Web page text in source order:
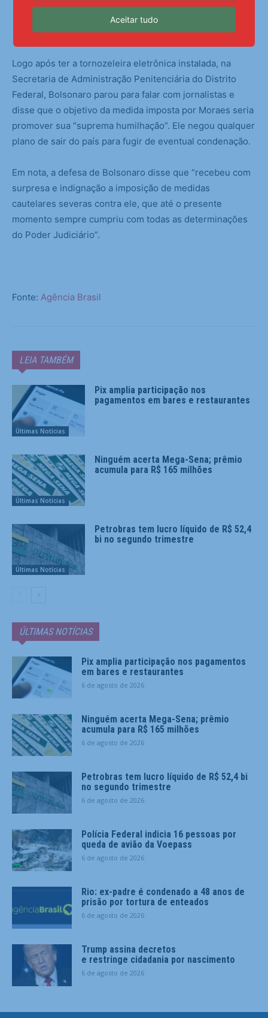
Outro lado
Logo após ter a tornozeleira eletrônica instalada, na
Secretaria de Administração Penitenciária do Distrito
Federal, Bolsonaro parou para falar com jornalistas e
disse que o objetivo da medida imposta por Moraes seria
promover sua “suprema humilhação”. Ele negou qualquer
plano de sair do país para fugir de eventual condenação.
Em nota, a defesa de Bolsonaro disse que “recebeu com
surpresa e indignação a imposição de medidas
cautelares severas contra ele, que até o presente
momento sempre cumpriu com todas as determinações
do Poder Judiciário”.
Fonte: Agência Brasil
LEIA TAMBÉM
Últimas Notícias
Pix amplia participação nos
pagamentos em bares e restaurantes
Últimas Notícias
Ninguém acerta Mega-Sena; prêmio
acumula para R$ 165 milhões
Últimas Notícias
Petrobras tem lucro líquido de R$ 52,4
bi no segundo trimestre
ÚLTIMAS NOTÍCIAS
Pix amplia participação nos pagamentos
em bares e restaurantes
6 de agosto de 2026
Ninguém acerta Mega-Sena; prêmio
acumula para R$ 165 milhões
6 de agosto de 2026
Petrobras tem lucro líquido de R$ 52,4 bi
no segundo trimestre
6 de agosto de 2026
Polícia Federal indicia 16 pessoas por
queda de avião da Voepass
6 de agosto de 2026
Rio: ex-padre é condenado a 48 anos de
prisão por tortura de enteados
6 de agosto de 2026
Trump assina decretos
e restringe cidadania por nascimento
6 de agosto de 2026
Aceitar tudo